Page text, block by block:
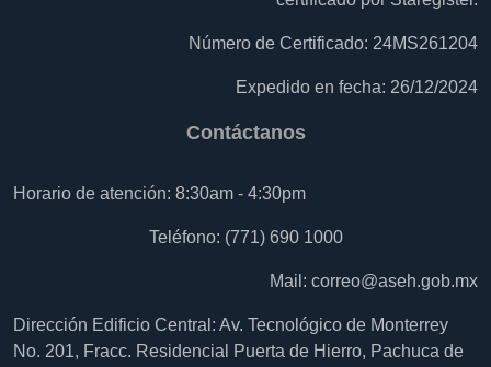
Número de Certificado: 24MS261204
Expedido en fecha: 26/12/2024
Contáctanos
Horario de atención: 8:30am - 4:30pm
Teléfono: (771) 690 1000
Mail: correo@aseh.gob.mx
Dirección Edificio Central: Av. Tecnológico de Monterrey
No. 201, Fracc. Residencial Puerta de Hierro, Pachuca de